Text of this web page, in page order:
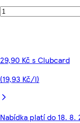
29,90 Kč s Clubcard
(19,93 Kč/l)
Nabídka platí do 18. 8.